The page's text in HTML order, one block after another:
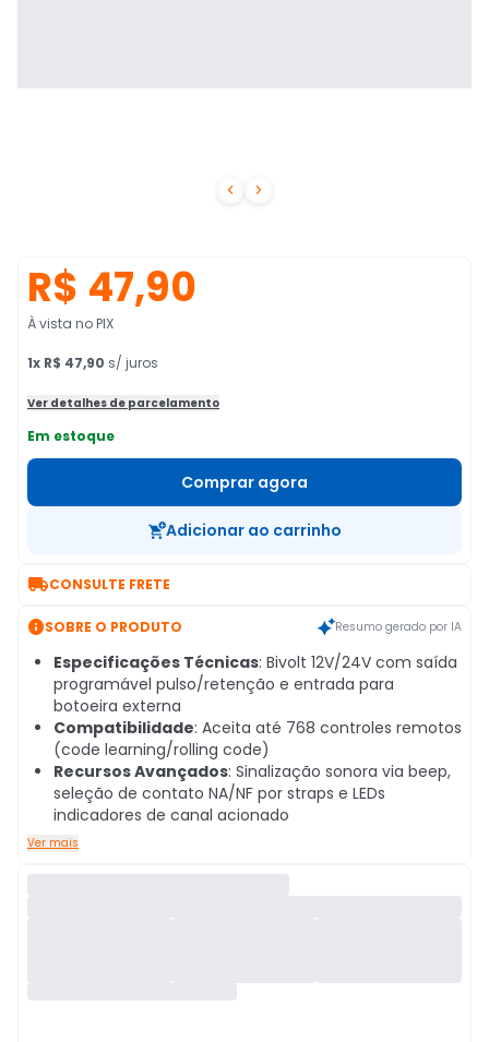
 
R$ 47,90
À vista no PIX
1x R$ 47,90 s/ juros
Ver detalhes de parcelamento
Em estoque
Comprar agora
Adicionar ao carrinho
CONSULTE FRETE
SOBRE O PRODUTO Resumo gerado por IA
Especificações Técnicas: Bivolt 12V/24V com saída
programável pulso/retenção e entrada para
botoeira externa
Compatibilidade: Aceita até 768 controles remotos
(code learning/rolling code)
Recursos Avançados: Sinalização sonora via beep,
seleção de contato NA/NF por straps e LEDs
indicadores de canal acionado
Ver mais